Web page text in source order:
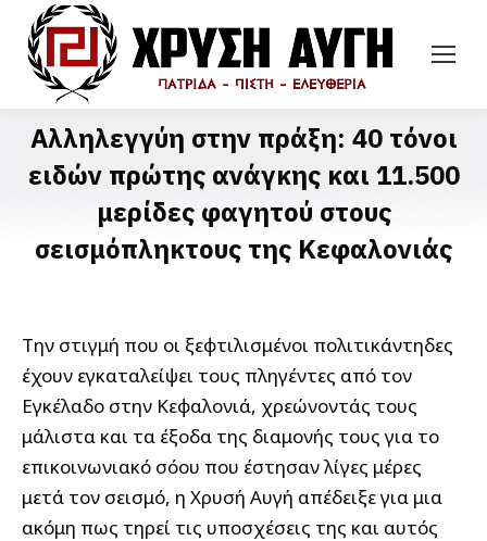
Αλληλεγγύη στην πράξη: 40 τόνοι
ειδών πρώτης ανάγκης και 11.500
μερίδες φαγητού στους
σεισμόπληκτους της Κεφαλονιάς
Την στιγμή που οι ξεφτιλισμένοι πολιτικάντηδες
έχουν εγκαταλείψει τους πληγέντες από τον
Εγκέλαδο στην Κεφαλονιά, χρεώνοντάς τους
μάλιστα και τα έξοδα της διαμονής τους για το
επικοινωνιακό σόου που έστησαν λίγες μέρες
μετά τον σεισμό, η Χρυσή Αυγή απέδειξε για μια
ακόμη πως τηρεί τις υποσχέσεις της και αυτός